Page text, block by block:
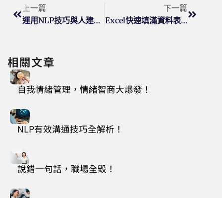
上一篇
運用NLP技巧與人建立親和感
下一篇
Excel快速填滿資料表空格
相關文章
自我情緒管理，情緒智商大爆發！
NLP有效溝通技巧全解析！
說錯一句話，職場全毀！